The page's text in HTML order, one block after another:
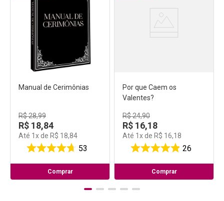
Manual de Cerimônias
R$28,99
R$ 18,84
Até 1 x de R$ 18,84
53
Comprar
Por que Caem os
Valentes?
R$24,90
R$ 16,18
Até 1 x de R$ 16,18
26
Comprar